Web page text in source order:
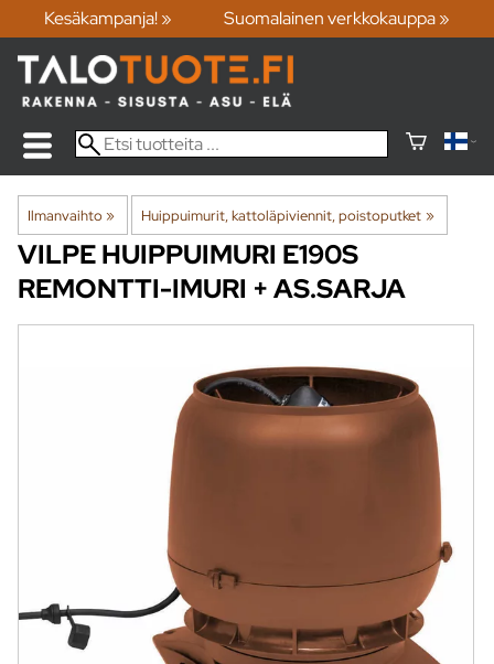
Kesäkampanja! » Suomalainen verkkokauppa »
Ilmanvaihto‪» Huippuimurit, kattoläpiviennit, poistoputket ‪»
VILPEHUIPPUIMURI E190S
REMONTTI-IMURI + AS.SARJA